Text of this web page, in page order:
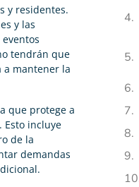
y residentes.
y las
tendrán que
a mantener la
que protege a
Esto incluye
de la
demandas